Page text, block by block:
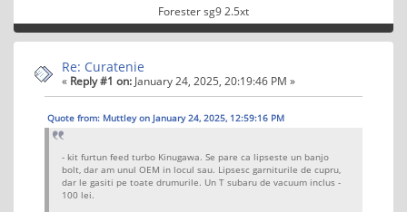
Forester sg9 2.5xt
Re: Curatenie
« Reply #1 on: January 24, 2025, 20:19:46 PM »
Quote from: Muttley on January 24, 2025, 12:59:16 PM
- kit furtun feed turbo Kinugawa. Se pare ca lipseste un banjo
bolt, dar am unul OEM in locul sau. Lipsesc garniturile de cupru,
dar le gasiti pe toate drumurile. Un T subaru de vacuum inclus -
100 lei.